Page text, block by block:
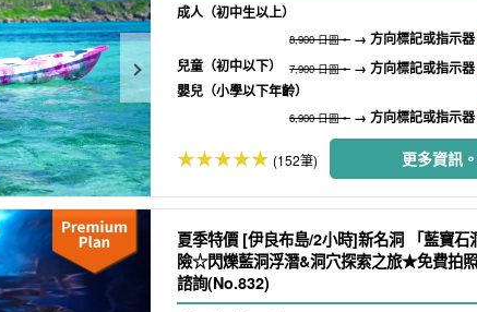
成人（初中生以上）
8,900 日圓。→ 方向標記或指示器
兒童（初中以下） 7,900 日圓。→ 方向標記或指示器
嬰兒（小學以下年齡）
6,900 日圓。→ 方向標記或指示器
(152筆) 更多資訊。
夏季特價 [伊良布島/2小時]新名洞 「藍寶石
險☆閃爍藍洞浮潛&洞穴探索之旅★免費拍
諮詢(No.832)